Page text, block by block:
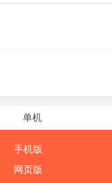
单机
手机版
网页版